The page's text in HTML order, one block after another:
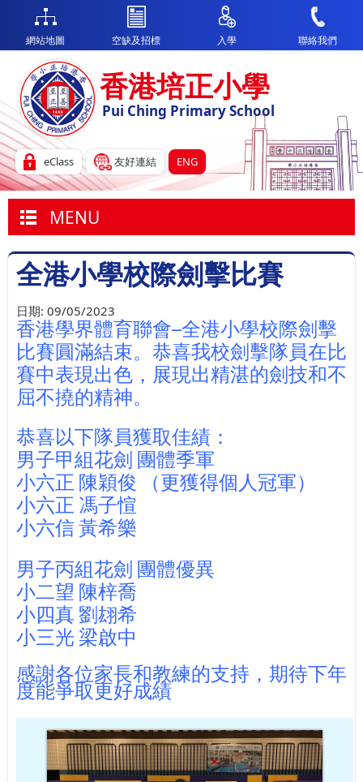
香港培正小學
Pui Ching Primary School
eClass 友好連結 ENG
網站地圖 空缺及招標 入學 聯絡我們
MENU
全港小學校際劍擊比賽
日期: 09/05/2023
香港學界體育聯會─全港小學校際劍擊
比賽圓滿結束。恭喜我校劍擊隊員在比
賽中表現出色，展現出精湛的劍技和不
屈不撓的精神。
恭喜以下隊員獲取佳績：
男子甲組花劍 團體季軍
小六正 陳穎俊 （更獲得個人冠軍 ）
小六正 馮子愃
小六信 黃希樂
男子丙組花劍 團體優異
小二望 陳梓喬
小四真 劉翃希
小三光 梁啟中
感謝各位家長和教練的支持，期待下年
度能爭取更好成績